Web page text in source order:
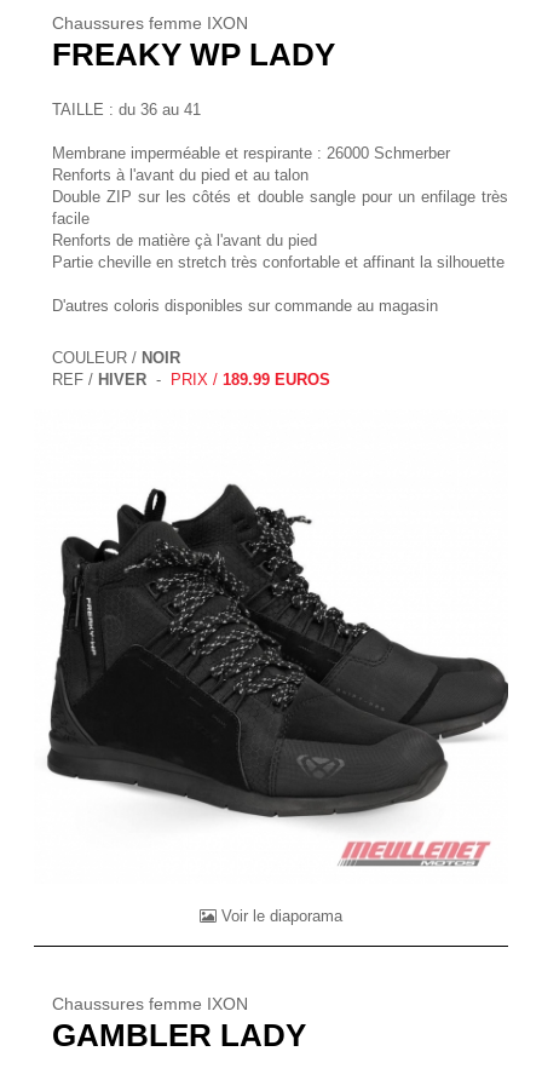
Chaussures femme IXON
FREAKY WP LADY
TAILLE : du 36 au 41
Membrane imperméable et respirante : 26000 Schmerber
Renforts à l'avant du pied et au talon
Double ZIP sur les côtés et double sangle pour un enfilage très
facile
Renforts de matière çà l'avant du pied
Partie cheville en stretch très confortable et affinant la silhouette
D'autres coloris disponibles sur commande au magasin
COULEUR / NOIR
REF / HIVER - PRIX / 189.99 EUROS
Voir le diaporama
Chaussures femme IXON
GAMBLER LADY